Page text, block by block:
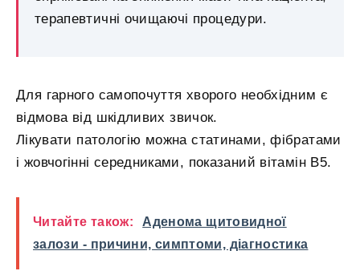
терапевтичні очищаючі процедури.
Для гарного самопочуття хворого необхідним є
відмова від шкідливих звичок.
Лікувати патологію можна статинами, фібратами
і жовчогінні середниками, показаний вітамін В5.
Читайте також:
Аденома щитовидної
залози - причини, симптоми, діагностика